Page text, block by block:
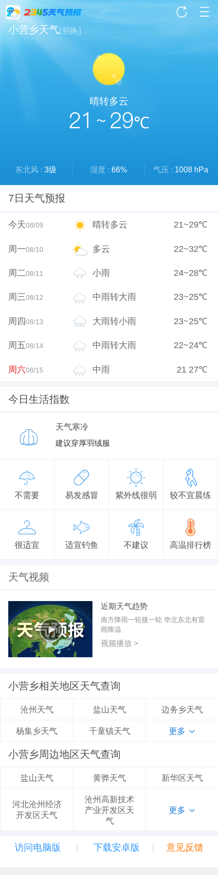
小营乡天气[切换]
晴转多云
21 ~ 29℃
东北风 :3级 湿度 : 66% 气压 : 1008 hPa
7日天气预报
今天08/09 晴转多云 21~29℃
周一08/10 多云 22~32℃
周二08/11 小雨 24~28℃
周三08/12 中雨转大雨 23~25℃
周四08/13 大雨转小雨 23~25℃
周五08/14 中雨转大雨 22~24℃
周六08/15 中雨 21 27℃
今日生活指数
天气寒冷
建议穿厚羽绒服
不需要 易发感冒 紫外线很弱 较不宜晨练
很适宜 适宜钓鱼 不建议 高温排行榜
天气视频
近期天气趋势
南方降雨一轮接一轮 华北东北有雷
雨降温
视频播放 >
小营乡相关地区天气查询
沧州天气 盐山天气 边务乡天气
杨集乡天气 千童镇天气 更多
小营乡周边地区天气查询
盐山天气 黄骅天气 新华区天气
河北沧州经济
开发区天气
沧州高新技术
产业开发区天
气
更多
访问电脑版 | 下载安卓版 | 意见反馈